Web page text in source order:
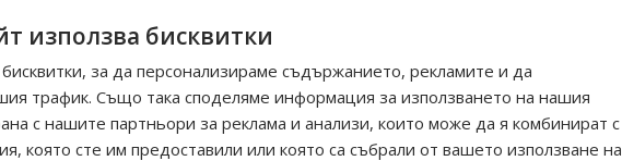
NOA
от 28.58€ / 55.90лв.
74.60 € / 145.90лв.
32.90€ / 64.35лв.
използва бисквитки
за да персонализираме съдържанието, рекламите и да
трафик. Също така споделяме информация за използването на нашия
с нашите партньори за реклама и анализи, които може да я комбинират с
която сте им предоставили или която са събрали от вашето използване на